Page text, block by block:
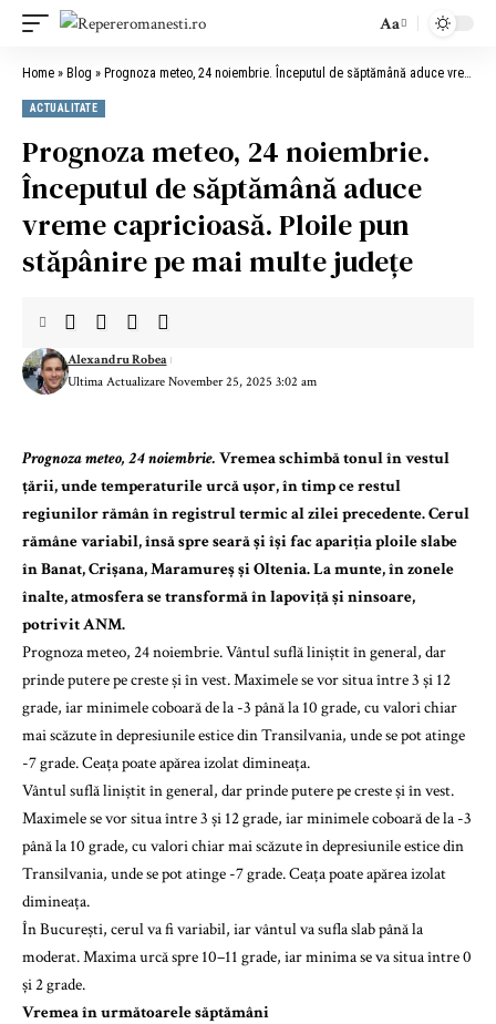
Aa
Home » Blog » Prognoza meteo, 24 noiembrie. Începutul de săptămână aduce vreme capricioasă. Ploile pun stăpânire pe mai multe județe
ACTUALITATE
Prognoza meteo, 24 noiembrie.
Începutul de săptămână aduce
vreme capricioasă. Ploile pun
stăpânire pe mai multe județe
Ultima Actualizare November 25, 2025 3:02 am
Alexandru Robea
Prognoza meteo, 24 noiembrie. Vremea schimbă tonul în vestul
țării, unde temperaturile urcă ușor, în timp ce restul
regiunilor rămân în registrul termic al zilei precedente. Cerul
rămâne variabil, însă spre seară și își fac apariția ploile slabe
în Banat, Crișana, Maramureș și Oltenia. La munte, în zonele
înalte, atmosfera se transformă în lapoviță și ninsoare,
potrivit ANM.
Prognoza meteo, 24 noiembrie. Vântul suflă liniștit în general, dar
prinde putere pe creste și în vest. Maximele se vor situa între 3 și 12
grade, iar minimele coboară de la -3 până la 10 grade, cu valori chiar
mai scăzute în depresiunile estice din Transilvania, unde se pot atinge
-7 grade. Ceața poate apărea izolat dimineața.
Vântul suflă liniștit în general, dar prinde putere pe creste și în vest.
Maximele se vor situa între 3 și 12 grade, iar minimele coboară de la -3
până la 10 grade, cu valori chiar mai scăzute în depresiunile estice din
Transilvania, unde se pot atinge -7 grade. Ceața poate apărea izolat
dimineața.
În București, cerul va fi variabil, iar vântul va sufla slab până la
moderat. Maxima urcă spre 10–11 grade, iar minima se va situa între 0
și 2 grade.
Vremea în următoarele săptămâni